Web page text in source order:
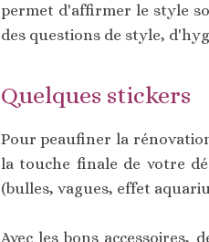
permet d'affirmer le style
des questions de style,
Quelques stickers
Pour peaufiner la
la touche finale de votre
(bulles, vagues, effet
Avec les bons accessoires,